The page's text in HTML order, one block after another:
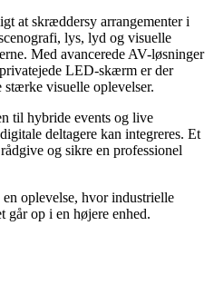
at skræddersy arrangementer i
lys, lyd og visuelle
Med avancerede AV-løsninger
LED-skærm er der
visuelle oplevelser.
til hybride events og live
deltagere kan integreres. Et
og sikre en professionel
oplevelse, hvor industrielle
går op i en højere enhed.